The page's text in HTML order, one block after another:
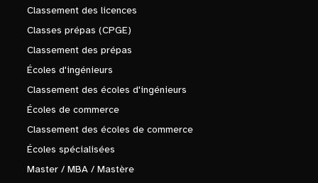
Classement des licences
Classes prépas (CPGE)
Classement des prépas
Écoles d'ingénieurs
Classement des écoles d'ingénieurs
Écoles de commerce
Classement des écoles de commerce
Écoles spécialisées
Master / MBA / Mastère